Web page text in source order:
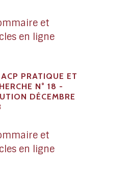
et
en ligne
PRATIQUE ET
N° 18 -
DÉCEMBRE
et
en ligne